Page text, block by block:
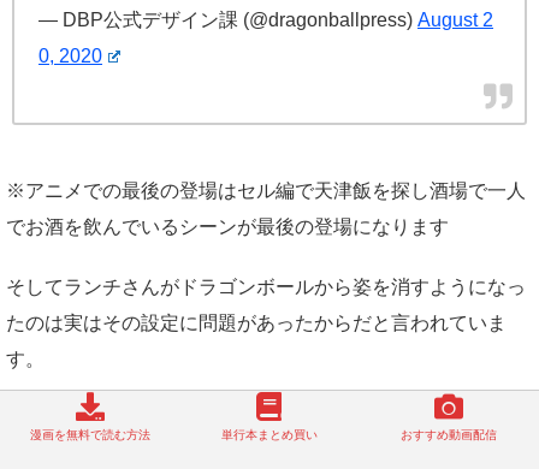
— DBP公式デザイン課 (@dragonballpress) August 2
0, 2020
※アニメでの最後の登場はセル編で天津飯を探し酒場で一人
でお酒を飲んでいるシーンが最後の登場になります
そしてランチさんがドラゴンボールから姿を消すようになっ
たのは実はその設定に問題があったからだと言われていま
す。
くしゃみをすると二重人格になるという設定に対してとある
漫画を無料で読む方法 単行本まとめ買い おすすめ動画配信